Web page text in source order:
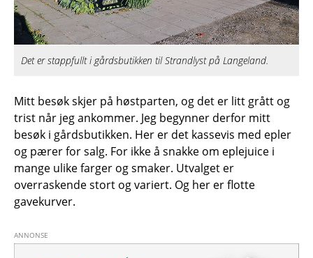
Det er stappfullt i gårdsbutikken til Strandlyst på Langeland.
Mitt besøk skjer på høstparten, og det er litt grått og
trist når jeg ankommer. Jeg begynner derfor mitt
besøk i gårdsbutikken. Her er det kassevis med epler
og pærer for salg. For ikke å snakke om eplejuice i
mange ulike farger og smaker. Utvalget er
overraskende stort og variert. Og her er flotte
gavekurver.